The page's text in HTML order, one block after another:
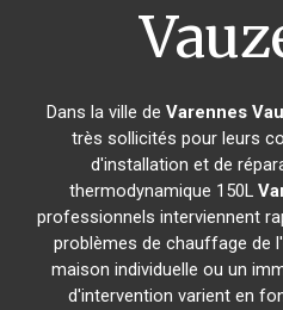
Dans la ville de Varennes
très sollicités pour leurs
d'installation et de
thermodynamique 150L
professionnels interviennent
problèmes de chauffage de
maison individuelle ou un
d'intervention varient en